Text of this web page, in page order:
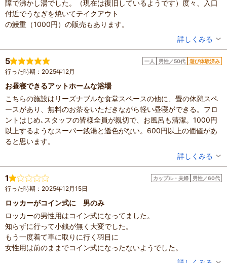
障で沸かし湯でした。（現在は復旧しているようです）度々、入口
付近でうなぎを焼いてテイクアウト
の鰻重（1000円）の販売もあります。
滞在時間：1～2時間
設備の有無：駐車場、トイレ、休憩所
投稿日：2026年2月13日
体験した高評価プラン
●日帰り温泉●県内では珍しい2つの源泉が味わえる！サウ
ナ・水風呂完備♪温泉後は道の駅はがでゆっくりお買い物を
できる(^^♪ファミリーにオススメ！ 大人（中学生以上） 600円～
※最新のプラン内容はクチコミ投稿時と異なる場合があります。
予約時は必ずプラン詳細をご確認ください。
詳しくみる
5 一人 男性／50代 遊び体験済み
行った時期：2025年12月
お昼寝できるアットホームな浴場
こちらの施設はリーズナブルな食堂スペースの他に、畳の休憩スペ
ースがあり、無料のお茶をいただきながら軽い昼寝ができる。フロ
ントはじめ､スタッフの皆様全員が親切で、お風呂も清潔。1000円
以上するようなスーパー銭湯と遜色がない。600円以上の価値があ
ると思います。
滞在時間：2～3時間
設備の有無：駐車場、トイレ、休憩所
投稿日：2025年12月31日
体験した高評価プラン
●日帰り温泉●県内では珍しい2つの源泉が味わえる！サウ
ナ・水風呂完備♪温泉後は道の駅はがでゆっくりお買い物を
できる(^^♪ファミリーにオススメ！
詳しくみる
1 カップル・夫婦 男性／60代
行った時期：2025年12月15日
ロッカーがコイン式に 男のみ
ロッカーの男性用はコイン式になってました。
知らずに行って小銭が無く大変でした。
もう一度着て車に取りに行く羽目に
女性用は前のままでコイン式になったないようでした。